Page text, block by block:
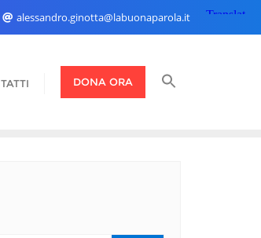
alessandro.ginotta@labuonaparola.it
DONA ORA